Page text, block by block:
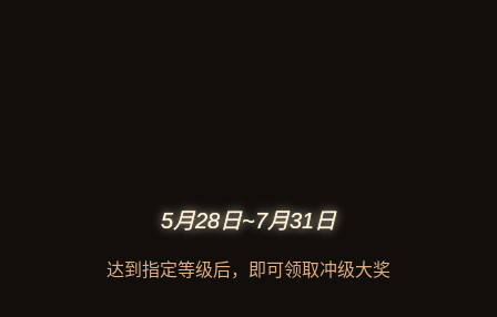
5月28日~7月31日
达到指定等级后，即可领取冲级大奖